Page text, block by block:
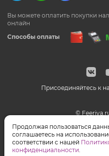
Присоединяйтесь к
©
Способы оплаты
Вы можете оплатить покупки
онлайн
WhatsApp принадлежат
экстремистской организацией
Продолжая пользоваться
соглашаетесь на
соответствии с нашей
конфиденциальности.